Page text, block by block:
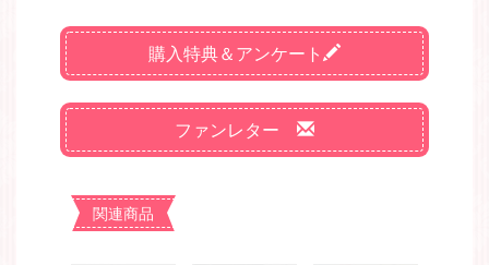
購入特典＆アンケート
ファンレター
関連商品